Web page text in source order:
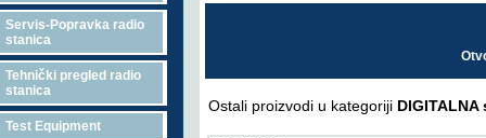
Servis-Popravka radio
stanica
Tehnički pregled radio
stanica
Test Equipment
Ostali proizvodi u kategoriji DIGITALNA